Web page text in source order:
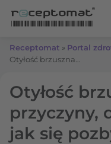
Receptomat » Portal
Otyłość
przyczyny,
jak się